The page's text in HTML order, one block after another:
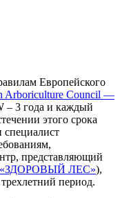
Европейского
Arboriculture Council —
– 3 года и каждый
этого срока
специалист
представляющий
ЛЕС»),
период.